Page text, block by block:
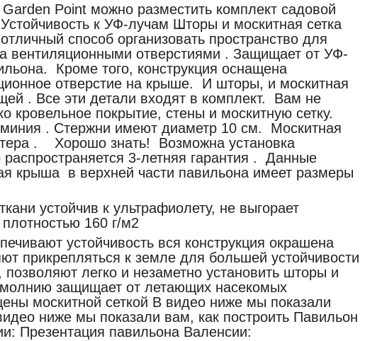
Point можно разместить комплект садовой
к УФ-лучам Шторы и москитная сетка
способ организовать пространство для
отверстиями . Защищает от УФ-
Кроме того, конструкция оснащена
отверстие на крыше. И шторы, и москитная
. Все эти детали входят в комплект. Вам не
кровельное покрытие, стены и москитную сетку.
. Стержни имеют диаметр 10 см. Москитная
. Хорошо знать! Возможна установка
3-летняя гарантия . Данные
крыша в верхней части павильона имеет размеры
устойчив к ультрафиолету, не выгорает
160 г/м2
устойчивость вся конструкция окрашена
прикрепляться к земле для большей устойчивости
легко и незаметно установить шторы и
молнию защищает от летающих насекомых
москитной сеткой В видео ниже мы показали
ниже мы показали вам, как построить Павильон
Презентация павильона Валенсии: